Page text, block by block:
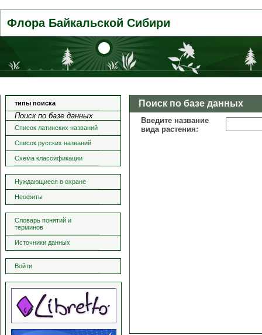
Флора Байкальской Сибири
типы поиска
Поиск по базе данных
Список латинских названий
Список русских названий
Схема классификации
Нуждающиеся в охране
Неофиты
Словарь понятий и
терминов
Источники данных
Войти
Поиск по базе данных
Введите название
вида растения: